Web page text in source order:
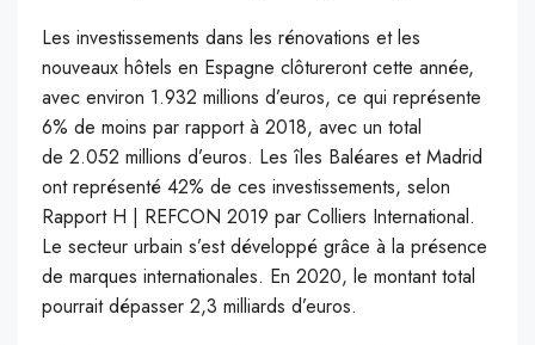
Les investissements dans les rénovations et les
nouveaux hôtels en Espagne clôtureront cette année,
avec environ 1.932 millions d’euros, ce qui représente
6% de moins par rapport à 2018, avec un total
de 2.052 millions d’euros. Les îles Baléares et Madrid
ont représenté 42% de ces investissements, selon
Rapport H | REFCON 2019 par Colliers International.
Le secteur urbain s’est développé grâce à la présence
de marques internationales. En 2020, le montant total
pourrait dépasser 2,3 milliards d’euros.